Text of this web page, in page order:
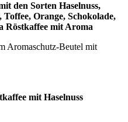
den Sorten Haselnuss,
Orange, Schokolade,
Röstkaffee mit Aroma
Aromaschutz-Beutel mit
mit Haselnuss